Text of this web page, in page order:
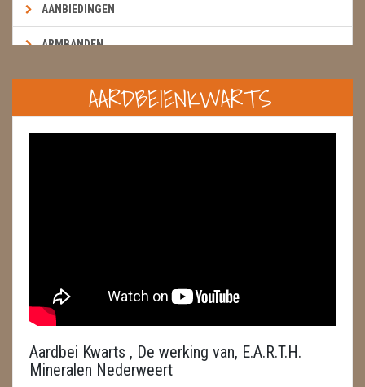
AANBIEDINGEN
ARMBANDEN
BOEKEN & KAARTEN E.A.R.T.H.
BOLLEN
ENGELEN
FENG SHUI
GEODE 'S / STANDAARDS
AARDBEIENKWARTS
Aardbei Kwarts , De werking van, E.A.R.T.H.
Mineralen Nederweert